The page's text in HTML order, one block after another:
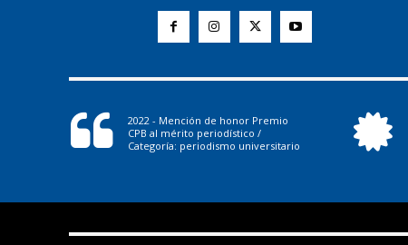
2022 - Mención de honor Premio
CPB al mérito periodístico /
Categoría: periodismo universitario